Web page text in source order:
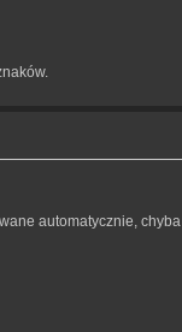
automatycznie, chyba